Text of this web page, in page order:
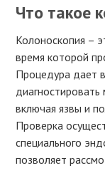
Что такое
Колоноскопия –
время которой
Процедура дает
диагностировать
включая язвы и
Проверка
специального
позволяет